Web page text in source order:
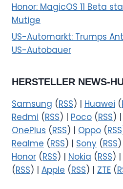
Honor: MagicOS 11 Beta
Mutige
US-Automarkt: Trumps
US-Autobauer
HERSTELLER NEWS-
Samsung (RSS) | Huawei (
Redmi (RSS) | Poco (RSS) |
OnePlus (RSS) | Oppo (RSS
Realme (RSS) | Sony (RSS) |
Honor (RSS) | Nokia (RSS) |
(RSS) | Apple (RSS) | ZTE (